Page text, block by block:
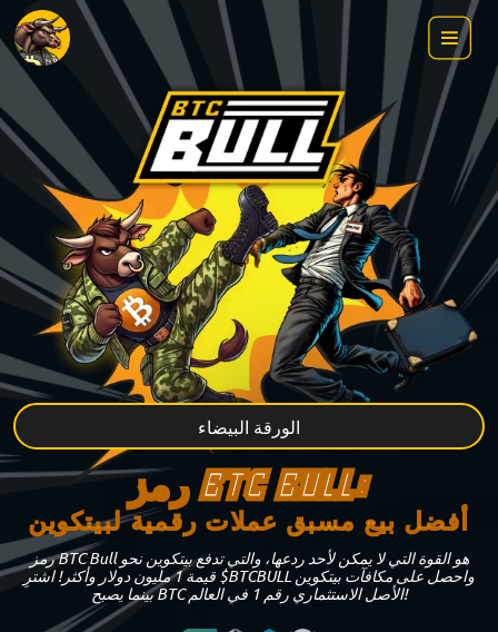
الورقة البيضاء
رمز BTC BULL:
أفضل بيع مسبق عملات رقمية لبيتكوين
رمز BTC Bull هو القوة التي لا يمكن لأحد ردعها، والتي تدفع بيتكوين نحو
قيمة 1 مليون دولار وأكثر! اشترِ $BTCBULL واحصل على مكافآت بيتكوين
بينما يصبح BTC الأصل الاستثماري رقم 1 في العالم!